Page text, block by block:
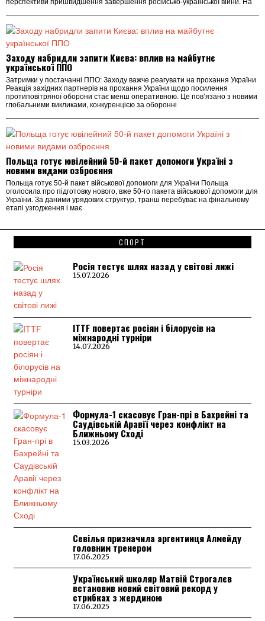
Заходу набридли запити Києва: вплив на майбутнє
української ППО
Затримки у постачанні ППО: Заходу важче реагувати на прохання України
Реакція західних партнерів на прохання України щодо посилення
протиповітряної оборони стає менш оперативною. Це пов’язано з новими
глобальними викликами, конкуренцією за оборонні
Польща готує ювілейний 50-й пакет допомоги Україні з
новими видами озброєння
Польща готує 50-й пакет військової допомоги для України Польща
оголосила про підготовку нового, вже 50-го пакета військової допомоги для
України. За даними урядових структур, транш перебуває на фінальному
етапі узгодження і має
СПОРТ
Росія тестує шлях назад у світові лижі
15.07.2026
ITTF повертає росіян і білорусів на
міжнародні турніри
14.07.2026
Формула-1 скасовує Гран-прі в Бахрейні та
Саудівській Аравії через конфлікт на
Ближньому Сході
15.03.2026
Севілья призначила аргентинця Алмейду
головним тренером
17.06.2025
Український школяр Матвій Строгалєв
встановив новий світовий рекорд у
стрибках з жердиною
17.06.2025